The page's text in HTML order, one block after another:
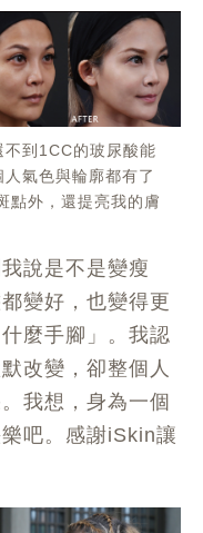
到1CC的玻尿酸能
氣色與輪廓都有了
點外，還提亮我的膚
說是不是變瘦
變好，也變得更
麼手腳」。我認
改變，卻整個人
我想，身為一個
吧。感謝iSkin讓